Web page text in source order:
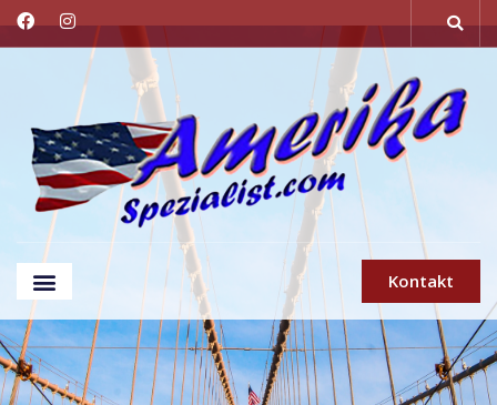
Kontakt